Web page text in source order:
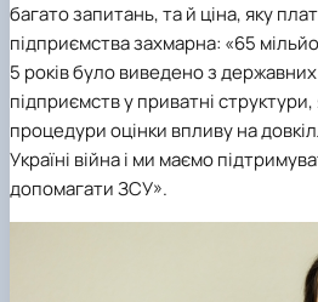
багато запитань, та й ціна, яку
підприємства захмарна: «65
5 років було виведено з
підприємств у приватні
процедури оцінки впливу на
Україні війна і ми маємо
допомагати ЗСУ».